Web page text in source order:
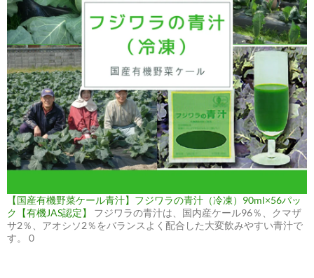
【国産有機野菜ケール青汁】フジワラの青汁（冷凍）90ml×56パッ
ク【有機JAS認定】
フジワラの青汁は、国内産ケール96％、クマザ
サ2％、アオシソ2％をバランスよく配合した大変飲みやすい青汁で
す。 0